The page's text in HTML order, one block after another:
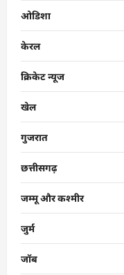
ओडिशा
केरल
क्रिकेट न्यूज
खेल
गुजरात
छत्तीसगढ़
जम्मू और कश्मीर
जुर्म
जॉब